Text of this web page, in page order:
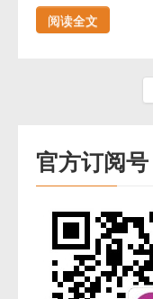
阅读全文
官方订阅号